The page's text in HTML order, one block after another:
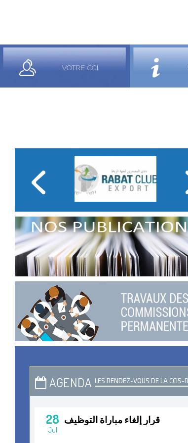
AGENDA LES RENDEZ-VOUS DE LA CCIS-
28
Jul
قرار إلغاء مباراة التوظيف